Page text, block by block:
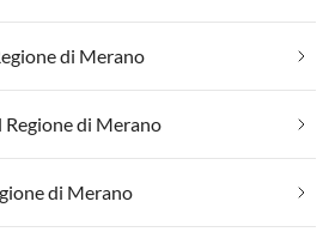
di Merano
di Merano
di Merano